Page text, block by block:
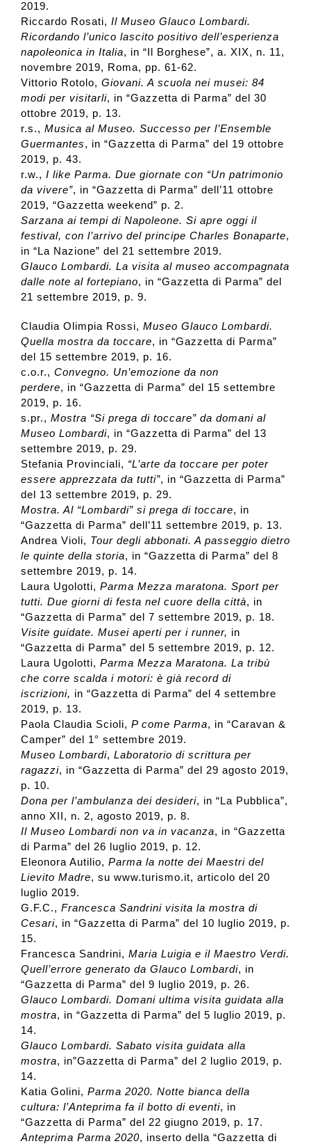
2019.
Riccardo Rosati, Il Museo Glauco Lombardi.
Ricordando l’unico lascito positivo dell’esperienza
napoleonica in Italia, in “Il Borghese”, a. XIX, n. 11,
novembre 2019, Roma, pp. 61-62.
Vittorio Rotolo, Giovani. A scuola nei musei: 84
modi per visitarli, in “Gazzetta di Parma” del 30
ottobre 2019, p. 13.
r.s., Musica al Museo. Successo per l’Ensemble
Guermantes, in “Gazzetta di Parma” del 19 ottobre
2019, p. 43.
r.w., I like Parma. Due giornate con “Un patrimonio
da vivere”, in “Gazzetta di Parma” dell’11 ottobre
2019, “Gazzetta weekend” p. 2.
Sarzana ai tempi di Napoleone. Si apre oggi il
festival, con l’arrivo del principe Charles Bonaparte,
in “La Nazione” del 21 settembre 2019.
Glauco Lombardi. La visita al museo accompagnata
dalle note al fortepiano, in “Gazzetta di Parma” del
21 settembre 2019, p. 9.
Claudia Olimpia Rossi, Museo Glauco Lombardi.
Quella mostra da toccare, in “Gazzetta di Parma”
del 15 settembre 2019, p. 16.
c.o.r., Convegno. Un’emozione da non
perdere, in “Gazzetta di Parma” del 15 settembre
2019, p. 16.
s.pr., Mostra “Si prega di toccare” da domani al
Museo Lombardi, in “Gazzetta di Parma” del 13
settembre 2019, p. 29.
Stefania Provinciali, “L’arte da toccare per poter
essere apprezzata da tutti”, in “Gazzetta di Parma”
del 13 settembre 2019, p. 29.
Mostra. Al “Lombardi” si prega di toccare, in
“Gazzetta di Parma” dell’11 settembre 2019, p. 13.
Andrea Violi, Tour degli abbonati. A passeggio dietro
le quinte della storia, in “Gazzetta di Parma” del 8
settembre 2019, p. 14.
Laura Ugolotti, Parma Mezza maratona. Sport per
tutti. Due giorni di festa nel cuore della città, in
“Gazzetta di Parma” del 7 settembre 2019, p. 18.
Visite guidate. Musei aperti per i runner, in
“Gazzetta di Parma” del 5 settembre 2019, p. 12.
Laura Ugolotti, Parma Mezza Maratona. La tribù
che corre scalda i motori: è già record di
iscrizioni, in “Gazzetta di Parma” del 4 settembre
2019, p. 13.
Paola Claudia Scioli, P come Parma, in “Caravan &
Camper” del 1° settembre 2019.
Museo Lombardi, Laboratorio di scrittura per
ragazzi, in “Gazzetta di Parma” del 29 agosto 2019,
p. 10.
Dona per l’ambulanza dei desideri, in “La Pubblica”,
anno XII, n. 2, agosto 2019, p. 8.
Il Museo Lombardi non va in vacanza, in “Gazzetta
di Parma” del 26 luglio 2019, p. 12.
Eleonora Autilio, Parma la notte dei Maestri del
Lievito Madre, su www.turismo.it, articolo del 20
luglio 2019.
G.F.C., Francesca Sandrini visita la mostra di
Cesari, in “Gazzetta di Parma” del 10 luglio 2019, p.
15.
Francesca Sandrini, Maria Luigia e il Maestro Verdi.
Quell’errore generato da Glauco Lombardi, in
“Gazzetta di Parma” del 9 luglio 2019, p. 26.
Glauco Lombardi. Domani ultima visita guidata alla
mostra, in “Gazzetta di Parma” del 5 luglio 2019, p.
14.
Glauco Lombardi. Sabato visita guidata alla
mostra, in”Gazzetta di Parma” del 2 luglio 2019, p.
14.
Katia Golini, Parma 2020. Notte bianca della
cultura: l’Anteprima fa il botto di eventi, in
“Gazzetta di Parma” del 22 giugno 2019, p. 17.
Anteprima Parma 2020, inserto della “Gazzetta di